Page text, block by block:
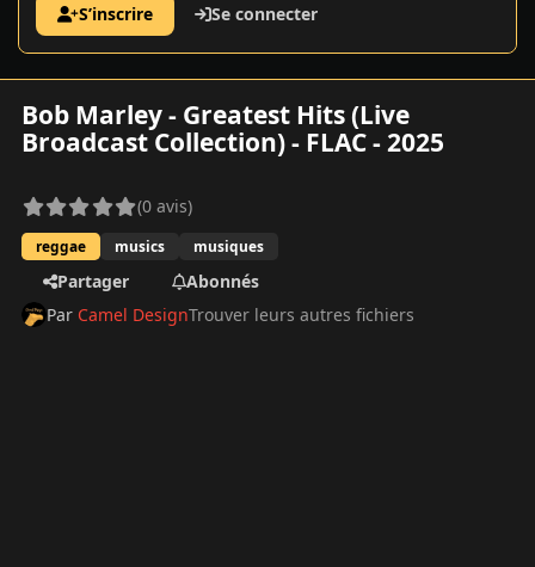
S’inscrire Se connecter
Bob Marley - Greatest Hits (Live
Broadcast Collection) - FLAC - 2025
(0 avis)
reggae musics musiques
Partager
Abonnés
Par Camel DesignTrouver leurs autres fichiers